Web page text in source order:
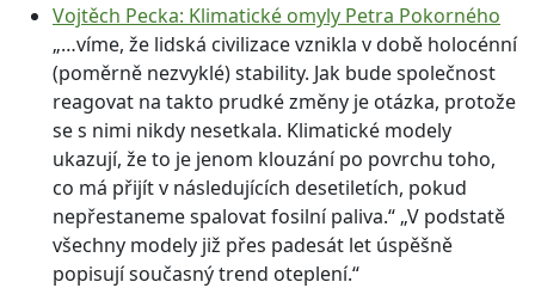
Vojtěch Pecka: Klimatické omyly Petra Pokorného
„…víme, že lidská civilizace vznikla v době holocénní
(poměrně nezvyklé) stability. Jak bude společnost
reagovat na takto prudké změny je otázka, protože
se s nimi nikdy nesetkala. Klimatické modely
ukazují, že to je jenom klouzání po povrchu toho,
co má přijít v následujících desetiletích, pokud
nepřestaneme spalovat fosilní paliva.“ „V podstatě
všechny modely již přes padesát let úspěšně
popisují současný trend oteplení.“